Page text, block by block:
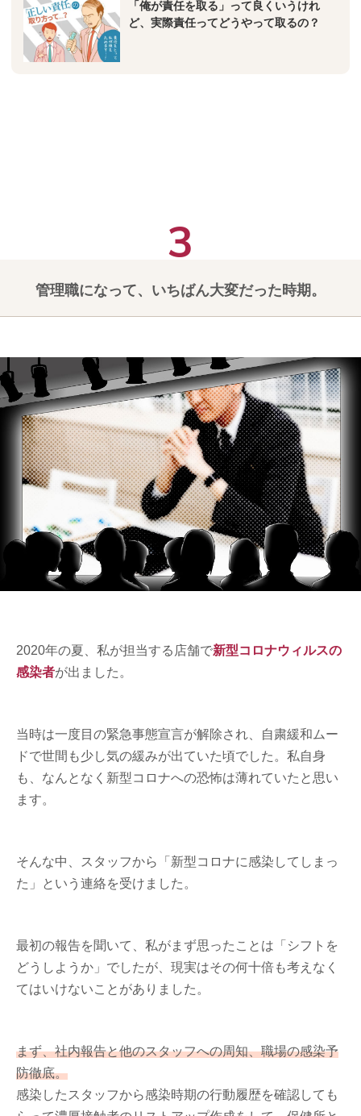
「俺が責任を取る」って良くいうけれ
ど、実際責任ってどうやって取るの？
管理職になって、いちばん大変だった時期。
2020年の夏、私が担当する店舗で新型コロナウィルスの
感染者が出ました。
当時は一度目の緊急事態宣言が解除され、自粛緩和ムー
ドで世間も少し気の緩みが出ていた頃でした。私自身
も、なんとなく新型コロナへの恐怖は薄れていたと思い
ます。
そんな中、スタッフから「新型コロナに感染してしまっ
た」という連絡を受けました。
最初の報告を聞いて、私がまず思ったことは「シフトを
どうしようか」でしたが、現実はその何十倍も考えなく
てはいけないことがありました。
まず、社内報告と他のスタッフへの周知、職場の感染予
防徹底。
感染したスタッフから感染時期の行動履歴を確認しても